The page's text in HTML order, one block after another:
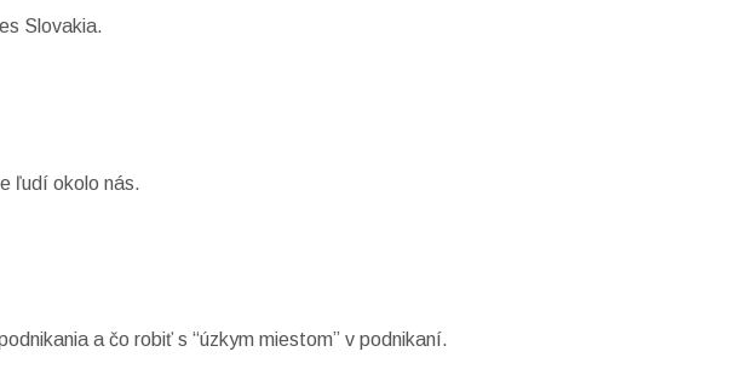
Slovakia.
ľudí okolo nás.
a čo robiť s “úzkym miestom” v podnikaní.